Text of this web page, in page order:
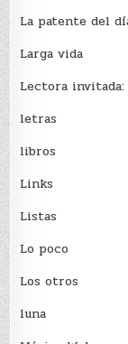
La patente del
Larga vida
Lectora invitada:
letras
libros
Links
Listas
Lo poco
Los otros
luna